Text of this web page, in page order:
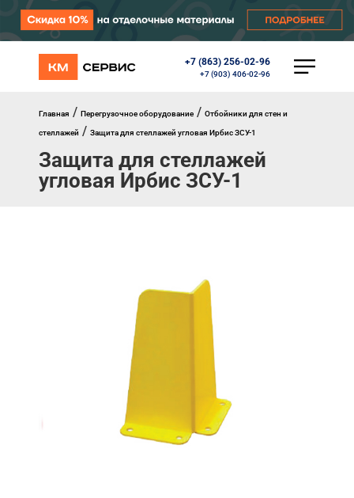
+7 (863) 256-02-96
+7 (903) 406-02-96
КАТАЛОГ
Автоматика
Перегрузочное оборудование
Уличные калитки
Шлагбаумы
Противопожарные ворота
Главная / Перегрузочное оборудование / Отбойники для стен и
стеллажей / Защита для стеллажей угловая Ирбис ЗСУ-1
Защита для стеллажей
угловая Ирбис ЗСУ-1